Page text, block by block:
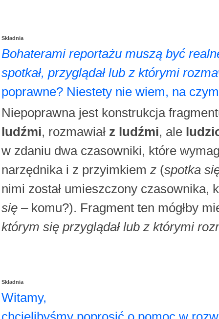
Składnia
Bohaterami reportażu muszą być
spotkał, przyglądał lub z którymi
poprawne? Niestety nie wiem, na
Niepoprawna jest konstrukcja
ludźmi, rozmawiał z ludźmi, ale
w zdaniu dwa czasowniki, które
narzędnika i z przyimkiem z (spotka
nimi został umieszczony czasownika,
się – komu?). Fragment ten mógłby
którym się przyglądał lub z którymi
Składnia
Witamy,